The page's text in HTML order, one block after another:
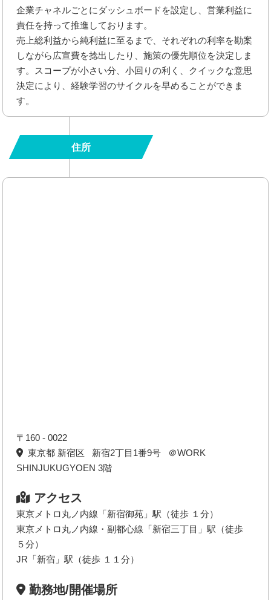
企業チャネルごとにダッシュボードを設定し、営業利益に
責任を持って推進しております。
売上総利益から純利益に至るまで、それぞれの利率を勘案
しながら広宣費を捻出したり、施策の優先順位を決定しま
す。スコープが小さい分、小回りの利く、クイックな意思
決定により、経験学習のサイクルを早めることができま
す。
住所
〒160 - 0022
東京都 新宿区 新宿2丁目1番9号 ＠WORK
SHINJUKUGYOEN 3階
アクセス
東京メトロ丸ノ内線「新宿御苑」駅（徒歩 １分）
東京メトロ丸ノ内線・副都心線「新宿三丁目」駅（徒歩
５分）
JR「新宿」駅（徒歩 １１分）
勤務地/開催場所